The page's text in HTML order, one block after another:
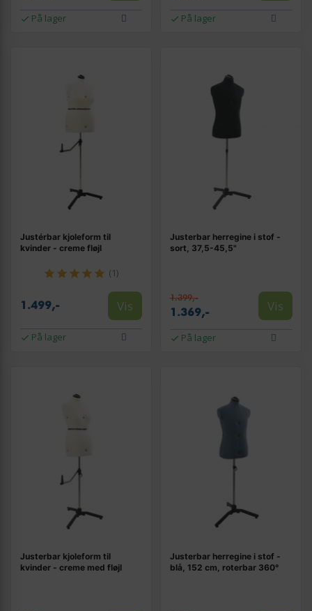
På lager På lager
Justérbar kjoleform til
kvinder - creme fløjl
(1)
1.499,- Vis
På lager
Justerbar herregine i stof -
sort, 37,5-45,5"
1.399,-
1.369,- Vis
På lager
Justerbar kjoleform til
kvinder - creme med fløjl
Justerbar herregine i stof -
blå, 152 cm, roterbar 360°